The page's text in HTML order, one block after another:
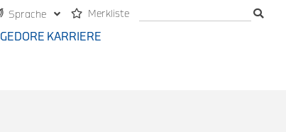
Sprache Merkliste
GEDORE KARRIERE